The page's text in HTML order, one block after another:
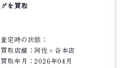
グを買取
査定時の状態：
買取店舗：阿佐ヶ谷本店
買取年月：2026年04月